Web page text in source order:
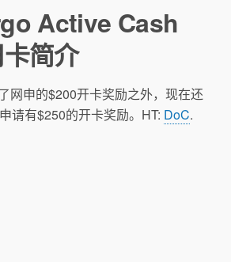
Active Cash
简介
网申的$200开卡奖励之外，现在还
请有$250的开卡奖励。HT: DoC.